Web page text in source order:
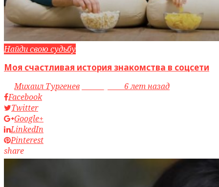
Найди свою судьбу
Моя счастливая история знакомства в соцсети
byМихаил Тургенев
6 лет назад
Facebook
Twitter
Google+
LinkedIn
Pinterest
share